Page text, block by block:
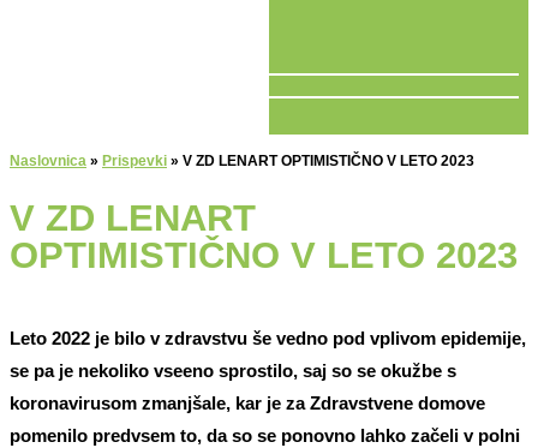
Naslovnica » Prispevki » V ZD LENART OPTIMISTIČNO V LETO 2023
V ZD LENART
OPTIMISTIČNO V LETO 2023
Leto 2022 je bilo v zdravstvu še vedno pod vplivom epidemije,
se pa je nekoliko vseeno sprostilo, saj so se okužbe s
koronavirusom zmanjšale, kar je za Zdravstvene domove
pomenilo predvsem to, da so se ponovno lahko začeli v polni